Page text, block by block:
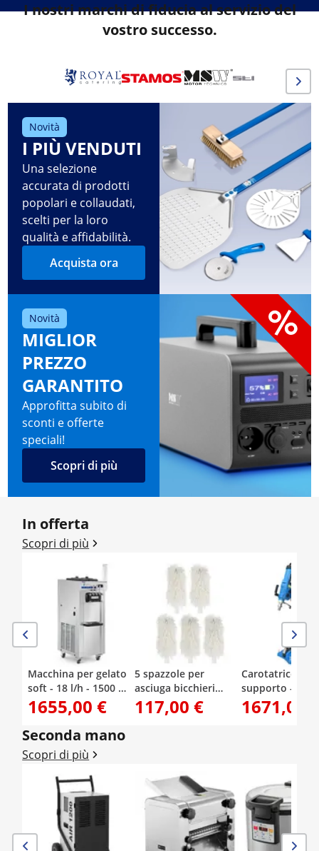
I nostri marchi di fiducia al servizio del
vostro successo.
Novità
I PIÙ VENDUTI
Una selezione
accurata di prodotti
popolari e collaudati,
scelti per la loro
qualità e affidabilità.
Acquista ora
Novità
MIGLIOR
PREZZO
GARANTITO
Approfitta subito di
sconti e offerte
speciali!
Scopri di più
In offerta
Scopri di più
Macchina per gelato
soft - 18 l/h - 1500 W -
2 gusti + mix di
entrambi -
preraffreddamento -
Royal Catering
1655,00 €
5 spazzole per
asciuga bicchieri
RCGP-2.0A
117,00 €
Carotatrice -
supporto -
fino a 1230
Diametro di
1671,00
Seconda mano
Scopri di più